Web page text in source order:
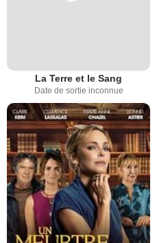
La Terre et le Sang
Date de sortie inconnue